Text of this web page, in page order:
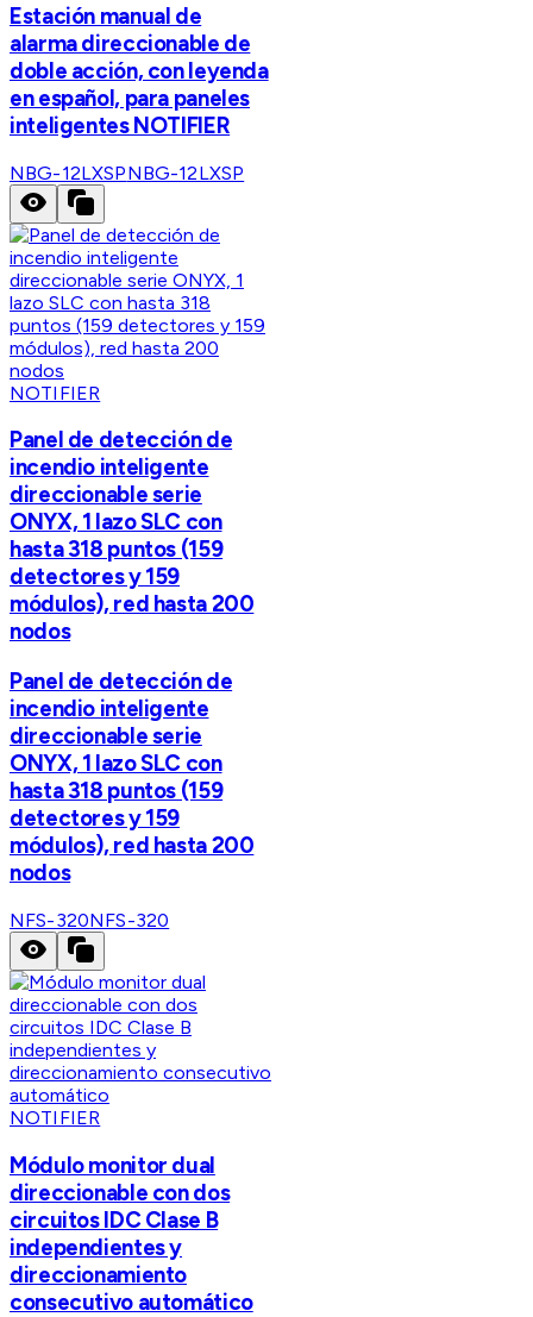
Estación manual de
alarma direccionable de
doble acción, con leyenda
en español, para paneles
inteligentes NOTIFIER
NBG-12LXSPNBG-12LXSP
NOTIFIER
Panel de detección de
incendio inteligente
direccionable serie
ONYX, 1 lazo SLC con
hasta 318 puntos (159
detectores y 159
módulos), red hasta 200
nodos
Panel de detección de
incendio inteligente
direccionable serie
ONYX, 1 lazo SLC con
hasta 318 puntos (159
detectores y 159
módulos), red hasta 200
nodos
NFS-320NFS-320
NOTIFIER
Módulo monitor dual
direccionable con dos
circuitos IDC Clase B
independientes y
direccionamiento
consecutivo automático